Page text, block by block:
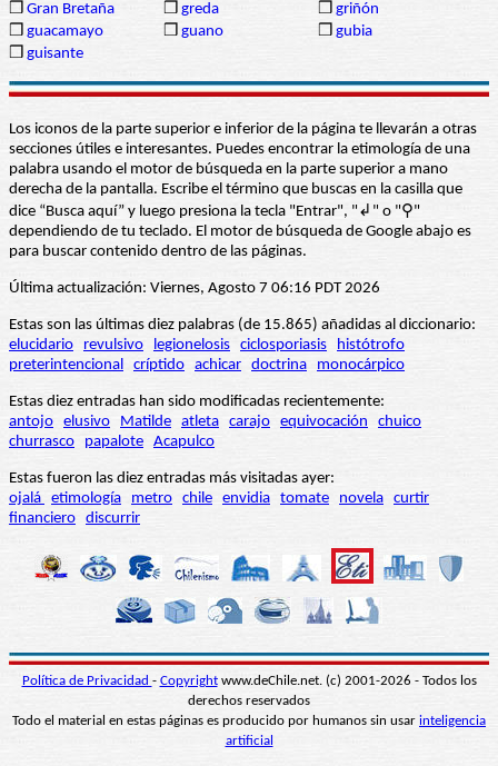
❒ Gran Bretaña ❒ greda ❒ griñón
❒ guacamayo ❒ guano ❒ gubia
❒ guisante
Los iconos de la parte superior e inferior de la página te llevarán a otras
secciones útiles e interesantes. Puedes encontrar la etimología de una
palabra usando el motor de búsqueda en la parte superior a mano
derecha de la pantalla. Escribe el término que buscas en la casilla que
dice “Busca aquí” y luego presiona la tecla "Entrar", "↲" o "⚲"
dependiendo de tu teclado. El motor de búsqueda de Google abajo es
para buscar contenido dentro de las páginas.
Última actualización: Viernes, Agosto 7 06:16 PDT 2026
Estas son las últimas diez palabras (de 15.865) añadidas al diccionario:
elucidario
revulsivo legionelosis ciclosporiasis
histótrofo
preterintencional críptido achicar doctrina monocárpico
Estas diez entradas han sido modificadas recientemente:
antojo elusivo Matilde atleta carajo equivocación
chuico
churrasco
papalote Acapulco
Estas fueron las diez entradas más visitadas ayer:
ojalá etimología metro chile envidia tomate novela curtir
financiero discurrir
Política de Privacidad - Copyrightwww.deChile.net. (c) 2001-2026 - Todos los
derechos reservados
Todo el material en estas páginas es producido por humanos sin usar inteligencia
artificial